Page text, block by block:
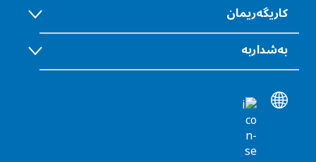
كاریگەريمان
بەشداربە